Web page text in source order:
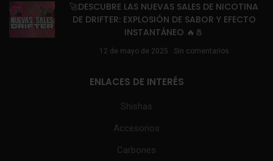
🚀DESCUBRE LAS NUEVAS SALES DE NICOTINA
DE DRIFTER: EXPLOSIÓN DE SABOR Y EFECTO
INSTANTÁNEO 🔥🧂
12 de mayo de 2025 Sin comentarios
ENLACES DE INTERÉS
Shishas
Accesorios
Carbones